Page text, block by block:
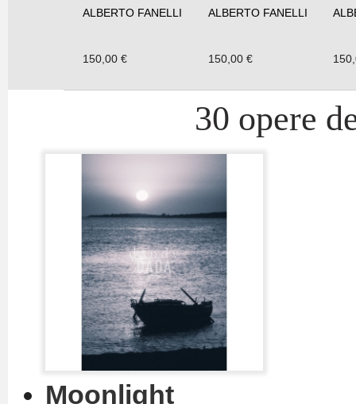
ALBERTO FANELLI
150,00 €
ALBERTO FANELLI
150,00 €
30 opere
Moonlight